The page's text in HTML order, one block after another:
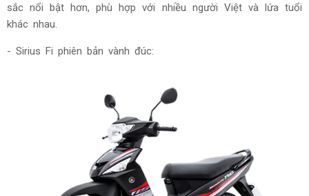
sắc nổi bật hơn, phù hợp với nhiều người Việt và lứa tuổi
khác nhau.
- Sirius Fi phiên bản vành đúc: